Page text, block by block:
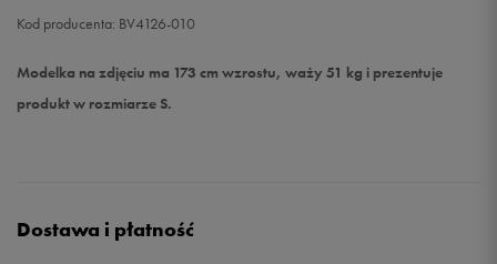
Kod producenta: BV4126-010
Modelka na zdjęciu ma 173 cm wzrostu, waży 51 kg i prezentuje
produkt w rozmiarze S.
Dostawa i płatność